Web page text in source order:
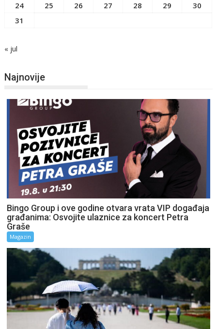
24
25 26 27 28 29
30
31
« jul
Najnovije
Bingo Group i ove godine otvara vrata VIP događaja
građanima: Osvojite ulaznice za koncert Petra
Graše
Magazin